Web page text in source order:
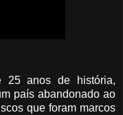
25 anos de história,
país abandonado ao
que foram marcos